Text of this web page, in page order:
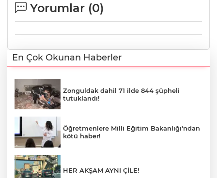
Yorumlar (0)
En Çok Okunan Haberler
Zonguldak dahil 71 ilde 844 şüpheli
tutuklandı!
Öğretmenlere Milli Eğitim Bakanlığı'ndan
kötü haber!
HER AKŞAM AYNI ÇİLE!